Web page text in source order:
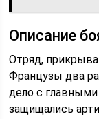
Описание
Отряд,
Французы два
дело с
защищались